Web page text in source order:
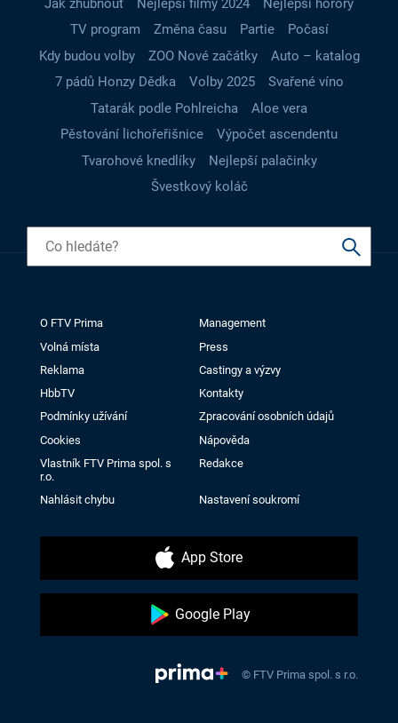
Jak zhubnout Nejlepší filmy 2024
Nejlepší horory
TV program
Změna času Partie
Počasí
Kdy budou volby
ZOO Nové začátky
Auto – katalog
7 pádů Honzy Dědka
Volby 2025
Svařené víno
Tatarák podle Pohlreicha
Aloe vera
Pěstování lichořeřišnice
Výpočet ascendentu
Tvarohové knedlíky
Nejlepší palačinky
Švestkový koláč
O FTV Prima
Management
Volná místa
Press
Reklama
Castingy a výzvy
HbbTV
Kontakty
Podmínky užívání
Zpracování osobních údajů
Cookies
Nápověda
Vlastník FTV Prima spol. s
r.o.
Redakce
Nahlásit chybu Nastavení soukromí
App Store
Google Play
© FTV Prima spol. s r.o.